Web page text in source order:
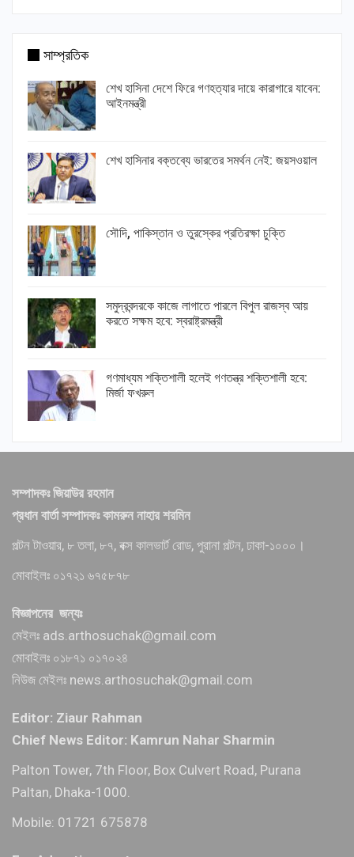
সাম্প্রতিক
শেখ হাসিনা দেশে ফিরে গণহত্যার দায়ে কারাগারে যাবেন:
আইনমন্ত্রী
শেখ হাসিনার বক্তব্যে ভারতের সমর্থন নেই: জয়সওয়াল
সৌদি, পাকিস্তান ও তুরস্কের প্রতিরক্ষা চুক্তি
সমুদ্রবন্দরকে কাজে লাগাতে পারলে বিপুল রাজস্ব আয়
করতে সক্ষম হবে: স্বরাষ্ট্রমন্ত্রী
গণমাধ্যম শক্তিশালী হলেই গণতন্ত্র শক্তিশালী হবে:
মির্জা ফখরুল
সম্পাদকঃ জিয়াউর রহমান
প্রধান বার্তা সম্পাদকঃ কামরুন নাহার শরমিন
পল্টন টাওয়ার, ৮ তলা, ৮৭, বক্স কালভার্ট রোড, পুরানা পল্টন, ঢাকা-১০০০।
মোবাইলঃ ০১৭২১ ৬৭৫৮৭৮
বিজ্ঞাপনের জন্যঃ
মেইলঃ ads.arthosuchak@gmail.com
মোবাইলঃ ০১৮৭১ ০১৭০২৪
নিউজ মেইলঃ news.arthosuchak@gmail.com
Editor: Ziaur Rahman
Chief News Editor: Kamrun Nahar Sharmin
Palton Tower, 7th Floor, Box Culvert Road, Purana
Paltan, Dhaka-1000.
Mobile: 01721 675878